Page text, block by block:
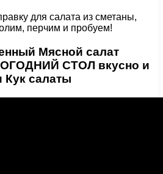
для салата из сметаны,
перчим и пробуем!
Мясной салат
СТОЛ вкусно и
Кук салаты